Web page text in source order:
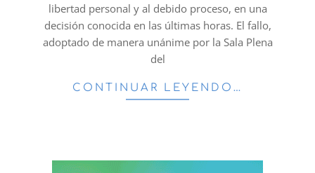
libertad personal y al debido proceso, en una
decisión conocida en las últimas horas. El fallo,
adoptado de manera unánime por la Sala Plena
del
CONTINUAR LEYENDO…